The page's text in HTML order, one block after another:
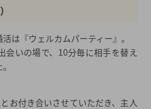
は『ウェルカムパーティー』。
会いの場で、10分毎に相手を替え
お付き合いさせていただき、主人